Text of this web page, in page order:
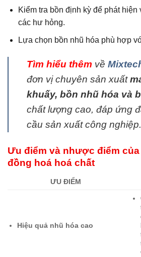
Kiểm tra bồn định kỳ để phát
các hư hỏng.
Lựa chọn bồn nhũ hóa phù hợp
Tìm hiểu thêm về
đơn vị chuyên sản xuất
khuấy, bồn nhũ hóa và
chất lượng cao, đáp ứng
cầu sản xuất công nghiệp.
Ưu điểm và nhược điểm
đồng hoá hoá chất
ƯU ĐIỂM
Hiệu quả nhũ hóa cao